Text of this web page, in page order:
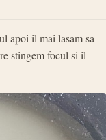
apoi il mai lasam sa
stingem focul si il